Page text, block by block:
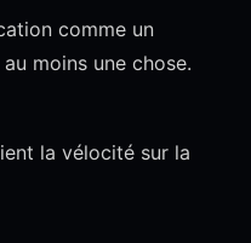
comme un
moins une chose.
la vélocité sur la